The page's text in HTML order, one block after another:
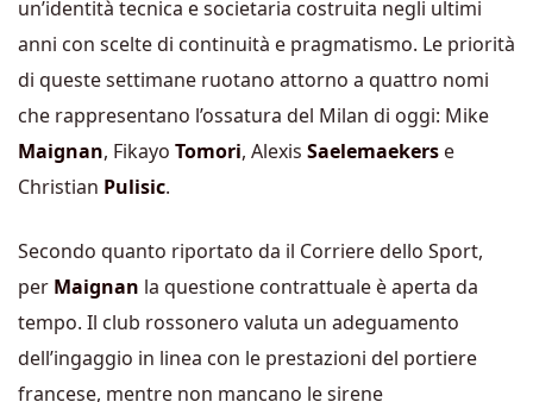
un’identità tecnica e societaria costruita negli ultimi
anni con scelte di continuità e pragmatismo. Le priorità
di queste settimane ruotano attorno a quattro nomi
che rappresentano l’ossatura del Milan di oggi: Mike
Maignan, Fikayo Tomori, Alexis Saelemaekers e
Christian Pulisic.
Secondo quanto riportato da il Corriere dello Sport,
per Maignan la questione contrattuale è aperta da
tempo. Il club rossonero valuta un adeguamento
dell’ingaggio in linea con le prestazioni del portiere
francese, mentre non mancano le sirene